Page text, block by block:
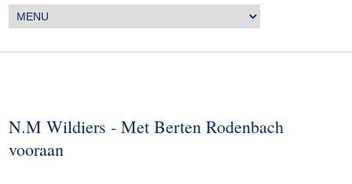
N.M Wildiers - Met Berten Rodenbach
vooraan